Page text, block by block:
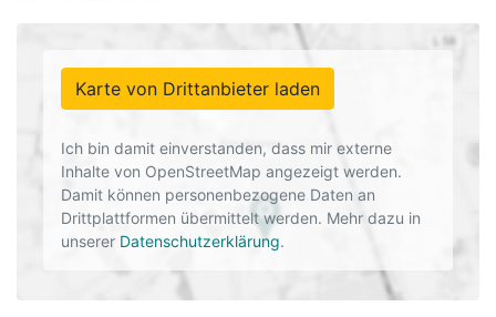
Karte von Drittanbieter laden
Ich bin damit einverstanden, dass mir externe
Inhalte von OpenStreetMap angezeigt werden.
Damit können personenbezogene Daten an
Drittplattformen übermittelt werden. Mehr dazu in
unserer Datenschutzerklärung.